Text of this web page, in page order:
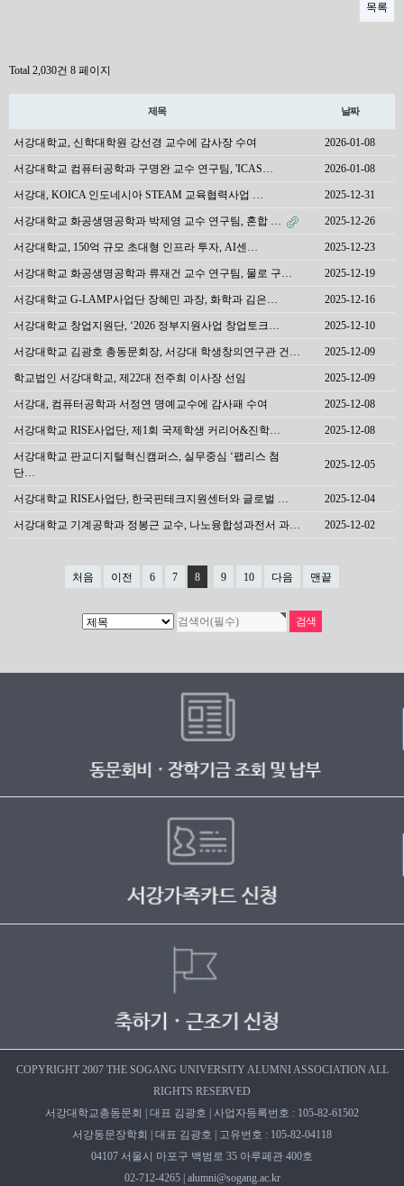
목록
Total 2,030건 8 페이지
제목 날짜
서강대학교, 신학대학원 강선경 교수에 감사장 수여 2026-01-08
서강대학교 컴퓨터공학과 구명완 교수 연구팀, 'ICAS… 2026-01-08
서강대, KOICA 인도네시아 STEAM 교육협력사업 … 2025-12-31
서강대학교 화공생명공학과 박제영 교수 연구팀, 혼합 … 2025-12-26
서강대학교, 150억 규모 초대형 인프라 투자, AI센… 2025-12-23
서강대학교 화공생명공학과 류재건 교수 연구팀, 물로 구… 2025-12-19
서강대학교 G-LAMP사업단 장혜민 과장, 화학과 김은… 2025-12-16
서강대학교 창업지원단, ‘2026 정부지원사업 창업토크… 2025-12-10
서강대학교 김광호 총동문회장, 서강대 학생창의연구관 건… 2025-12-09
학교법인 서강대학교, 제22대 전주희 이사장 선임 2025-12-09
서강대, 컴퓨터공학과 서정연 명예교수에 감사패 수여 2025-12-08
서강대학교 RISE사업단, 제1회 국제학생 커리어&진학… 2025-12-08
서강대학교 판교디지털혁신캠퍼스, 실무중심 ‘팹리스 첨
단…
2025-12-05
서강대학교 RISE사업단, 한국핀테크지원센터와 글로벌 … 2025-12-04
서강대학교 기계공학과 정봉근 교수, 나노융합성과전서 과… 2025-12-02
처음 이전 6 7 8 9 10 다음 맨끝
COPYRIGHT 2007 THE SOGANG UNIVERSITY ALUMNI ASSOCIATION ALL
RIGHTS RESERVED
서강대학교총동문회 | 대표 김광호 | 사업자등록번호 : 105-82-61502
서강동문장학회 | 대표 김광호 | 고유번호 : 105-82-04118
04107 서울시 마포구 백범로 35 아루페관 400호
02-712-4265 | alumni@sogang.ac.kr